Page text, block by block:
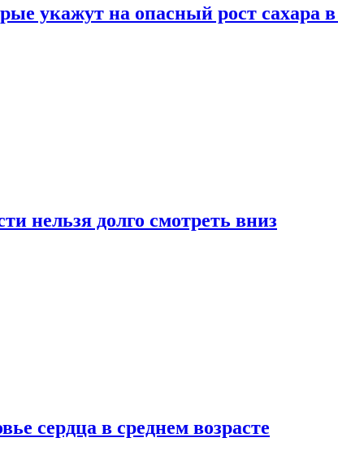
укажут на опасный рост сахара
нельзя долго смотреть вниз
сердца в среднем возрасте